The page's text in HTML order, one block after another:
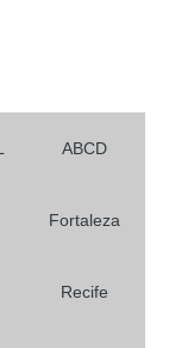
ABCD
Fortaleza
Recife